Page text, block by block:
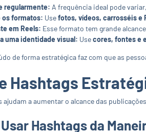
regularmente: A frequência ideal pode
os formatos: Usefotos, vídeos, carrosséis e
em Reels: Esse formato tem grande
uma identidade visual: Usecores, fontes e
de forma estratégica faz com que as
Hashtags
ajudam a aumentar o alcance das
Hashtags da